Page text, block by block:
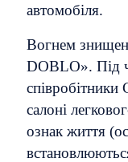
автомобіля.
Вогнем
DOBLO». Під
салоні
ознак життя